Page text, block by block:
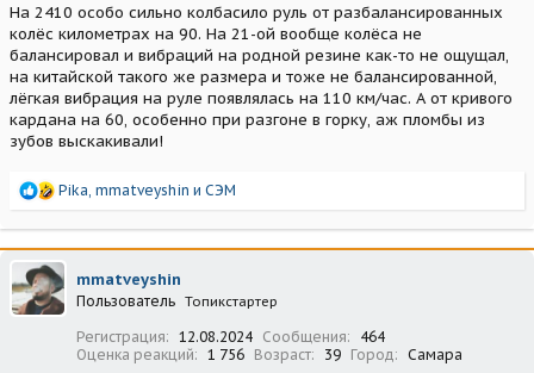
На 2410 особо сильно колбасило руль от разбалансированных
колёс километрах на 90. На 21-ой вообще колёса не
балансировал и вибраций на родной резине как-то не ощущал,
на китайской такого же размера и тоже не балансированной,
лёгкая вибрация на руле появлялась на 110 км/час. А от кривого
кардана на 60, особенно при разгоне в горку, аж пломбы из
зубов выскакивали!
Р
а
к
ц
и
и
Pika mmatveyshin и СЭМ
mmatveyshin
Пользователь Топикстартер
Регистрация 12.08.2024 Сообщения
464
Оценка реакций
1 756 Возраст 39 Город Самара